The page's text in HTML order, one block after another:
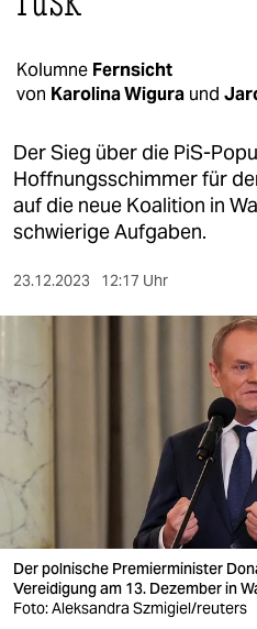
kultur
sport
berlin
nord
wahrheit
verlag
veranstaltungen
shop
fragen & hilfe
unterstützen
abo
Kolumne Fernsicht
von Karolina Wigura und
Der Sieg über die PiS-
Hoffnungsschimmer für
auf die neue Koalition in
schwierige Aufgaben.
23.12.2023 12:17 Uhr
Der polnische Premierminister
Vereidigung am 13. Dezember in
Foto: Aleksandra Szmigiel/reuters